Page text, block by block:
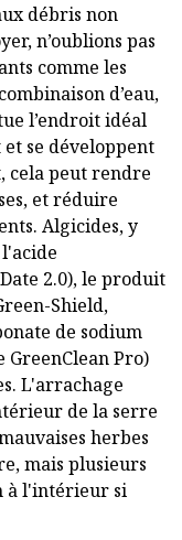
débris non
n’oublions pas
comme les
d’eau,
l’endroit idéal
se développent
cela peut rendre
et réduire
Algicides, y
2.0), le produit
Shield,
de sodium
Pro)
L'arrachage
de la serre
herbes
mais plusieurs
à l'intérieur si